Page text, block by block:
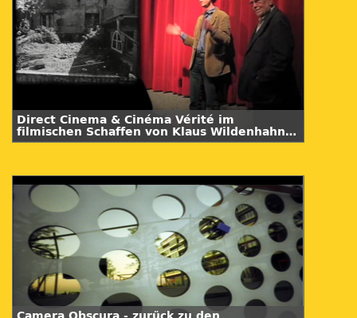
Direct Cinema & Cinéma Vérité im
filmischen Schaffen von Klaus Wildenhahn /
Teil 1